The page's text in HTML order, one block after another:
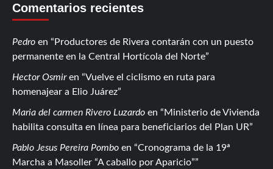
Comentarios recientes
Pedro en
Productores de Rivera contarán con un puesto
permanente en la Central Hortícola del Norte
Hector Osmiren
Vuelve el ciclismo en ruta para
homenajear a Elio Juárez
Maria del carmen Rivero Luzardo en
Ministerio de Vivienda
habilita consulta en línea para beneficiarios del Plan UR
Pablo Jesus Pereira Pombo en
Cronograma de la 19ª
Marcha a Masoller “A caballo por Aparicio”